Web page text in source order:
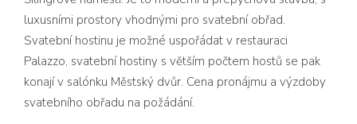
luxusními prostory vhodnými pro svatební obřad.
Svatební hostinu je možné uspořádat v restauraci
Palazzo, svatební hostiny s větším počtem hostů se pak
konají v salónku Městský dvůr. Cena pronájmu a výzdoby
svatebního obřadu na požádání.